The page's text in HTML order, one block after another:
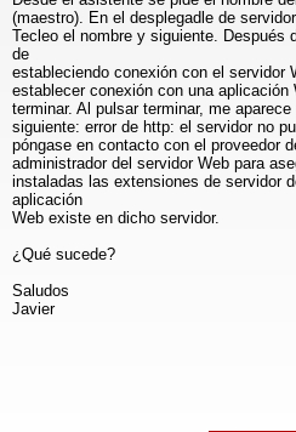
(maestro). En el desplegadle de
Tecleo el nombre y siguiente. Después
de
estableciendo conexión con el servidor
establecer conexión con una
terminar. Al pulsar terminar, me
siguiente: error de http: el servidor no
póngase en contacto con el proveedor
administrador del servidor Web para
instaladas las extensiones de servidor
aplicación
Web existe en dicho servidor.
¿Qué sucede?
Saludos
Javier